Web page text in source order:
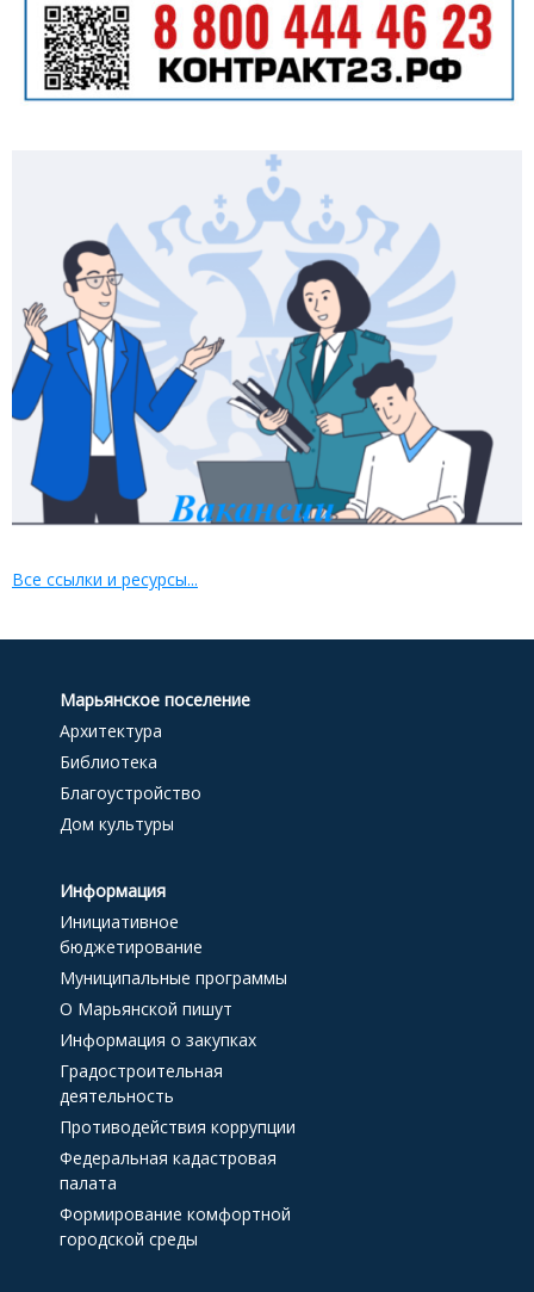
Все ссылки и ресурсы...
Марьянское поселение
Архитектура
Библиотека
Благоустройство
Дом культуры
Информация
Инициативное
бюджетирование
Муниципальные программы
О Марьянской пишут
Информация о закупках
Градостроительная
деятельность
Противодействия коррупции
Федеральная кадастровая
палата
Формирование комфортной
городской среды